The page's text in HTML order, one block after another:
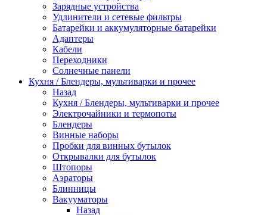
Зарядные устройства
Удлинители и сетевые фильтры
Батарейки и аккумуляторные батарейки
Адаптеры
Кабели
Переходники
Солнечные панели
Кухня / Блендеры, мультиварки и прочее
Назад
Кухня / Блендеры, мультиварки и прочее
Электрочайники и термопоты
Блендеры
Винные наборы
Пробки для винных бутылок
Открывалки для бутылок
Штопоры
Аэраторы
Блинницы
Вакууматоры
Назад